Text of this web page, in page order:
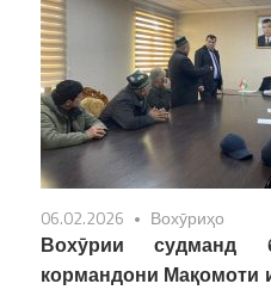
06.02.2026 Вохӯриҳо
Вохӯрии
кормандони Мақомоти